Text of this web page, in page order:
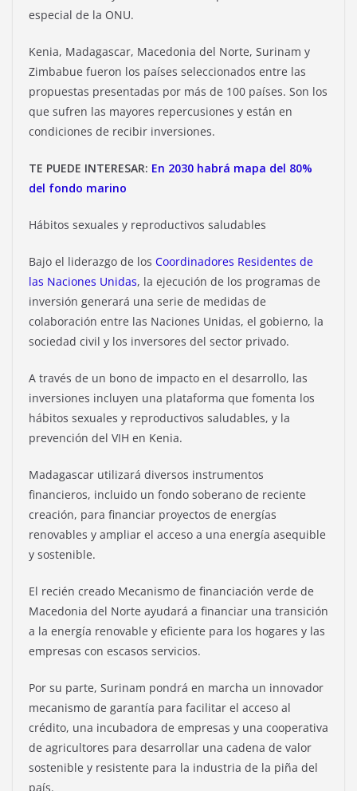
especial de la ONU.
Kenia, Madagascar, Macedonia del Norte, Surinam y
Zimbabue fueron los países seleccionados entre las
propuestas presentadas por más de 100 países. Son los
que sufren las mayores repercusiones y están en
condiciones de recibir inversiones.
TE PUEDE INTERESAR: En 2030 habrá mapa del 80%
del fondo marino
Hábitos sexuales y reproductivos saludables
Bajo el liderazgo de los Coordinadores Residentes de
las Naciones Unidas, la ejecución de los programas de
inversión generará una serie de medidas de
colaboración entre las Naciones Unidas, el gobierno, la
sociedad civil y los inversores del sector privado.
A través de un bono de impacto en el desarrollo, las
inversiones incluyen una plataforma que fomenta los
hábitos sexuales y reproductivos saludables, y la
prevención del VIH en Kenia.
Madagascar utilizará diversos instrumentos
financieros, incluido un fondo soberano de reciente
creación, para financiar proyectos de energías
renovables y ampliar el acceso a una energía asequible
y sostenible.
El recién creado Mecanismo de financiación verde de
Macedonia del Norte ayudará a financiar una transición
a la energía renovable y eficiente para los hogares y las
empresas con escasos servicios.
Por su parte, Surinam pondrá en marcha un innovador
mecanismo de garantía para facilitar el acceso al
crédito, una incubadora de empresas y una cooperativa
de agricultores para desarrollar una cadena de valor
sostenible y resistente para la industria de la piña del
país.